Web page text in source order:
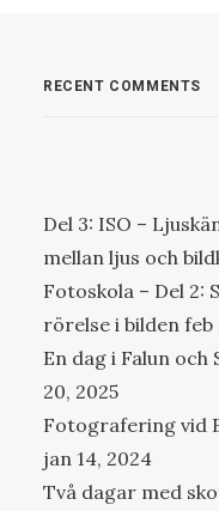
RECENT COMMENTS
Del 3: ISO –
mellan ljus och
Fotoskola – Del 2:
rörelse i bilden feb
En dag i Falun och
20, 2025
Fotografering vid
jan 14, 2024
Två dagar med